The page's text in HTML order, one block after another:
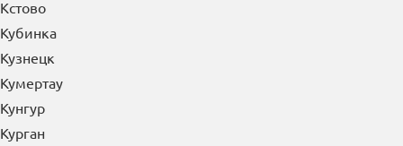
Кстово
Кубинка
Кузнецк
Кумертау
Кунгур
Курган